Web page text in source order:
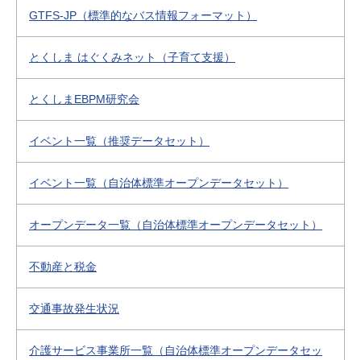
GTFS-JP（標準的なバス情報フォーマット）
とくしま はぐくみネット（子育て支援）
とくしまEBPM研究会
イベント一覧（推奨データセット）
イベント一覧（自治体標準オープンデータセット）
オープンデータ一覧（自治体標準オープンデータセット）
不動産と税金
交通事故発生状況
介護サービス事業所一覧（自治体標準オープンデータセッ